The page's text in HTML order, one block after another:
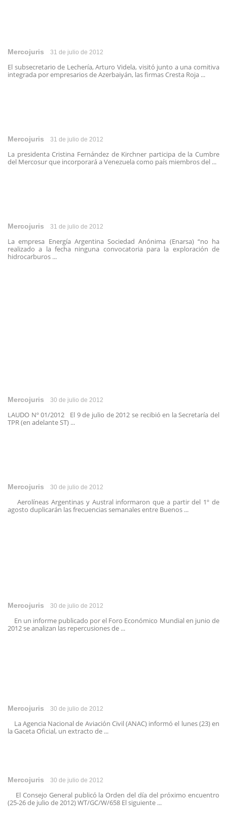
Mercojuris 31 de julio de 2012
El subsecretario de Lechería, Arturo Videla, visitó junto a una comitiva
integrada por empresarios de Azerbaiyán, las firmas Cresta Roja ...
Mercojuris 31 de julio de 2012
La presidenta Cristina Fernández de Kirchner participa de la Cumbre
del Mercosur que incorporará a Venezuela como país miembros del ...
Mercojuris 31 de julio de 2012
La empresa Energía Argentina Sociedad Anónima (Enarsa) “no ha
realizado a la fecha ninguna convocatoria para la exploración de
hidrocarburos ...
Mercojuris 30 de julio de 2012
LAUDO Nº 01/2012 El 9 de julio de 2012 se recibió en la Secretaría del
TPR (en adelante ST) ...
Mercojuris 30 de julio de 2012
Aerolíneas Argentinas y Austral informaron que a partir del 1º de
agosto duplicarán las frecuencias semanales entre Buenos ...
Mercojuris 30 de julio de 2012
En un informe publicado por el Foro Económico Mundial en junio de
2012 se analizan las repercusiones de ...
Mercojuris 30 de julio de 2012
La Agencia Nacional de Aviación Civil (ANAC) informó el lunes (23) en
la Gaceta Oficial, un extracto de ...
Mercojuris 30 de julio de 2012
El Consejo General publicó la Orden del día del próximo encuentro
(25-26 de julio de 2012) WT/GC/W/658 El siguiente ...